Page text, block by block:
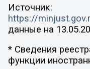
Источник:
https://
данные на
* Сведения
функции